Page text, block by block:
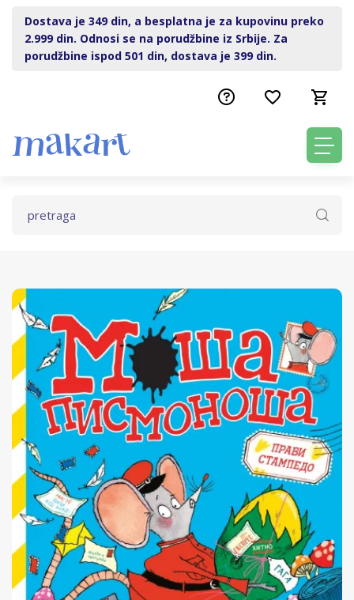
Dostava je 349 din, a besplatna je za kupovinu preko
2.999 din. Odnosi se na porudžbine iz Srbije. Za
porudžbine ispod 501 din, dostava je 399 din.